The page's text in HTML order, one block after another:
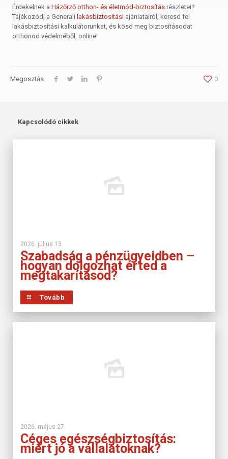
Érdekelnek aHázőrző otthon- és életmód-biztosítás részletei?
Tájékozódj a Generali lakásbiztosítási ajánlatairól, keresd fel
lakásbiztosítási kalkulátorunkat, és kösd meg biztosításodat
otthonod védelméből, online!
Megosztás 0
Kapcsolódó cikkek
2026. július 13.
Szabadság a pénzügyeidben –
hogyan dolgozhat érted a
megtakarításod?
Tovább
2026. május 27.
Céges egészségbiztosítás:
miért jó a vállalatoknak?